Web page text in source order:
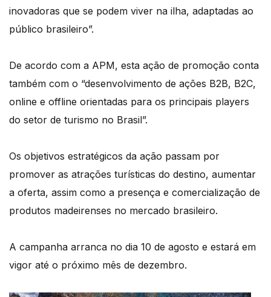
inovadoras que se podem viver na ilha, adaptadas ao
público brasileiro”.
De acordo com a APM, esta ação de promoção conta
também com o “desenvolvimento de ações B2B, B2C,
online e offline orientadas para os principais players
do setor de turismo no Brasil”.
Os objetivos estratégicos da ação passam por
promover as atrações turísticas do destino, aumentar
a oferta, assim como a presença e comercialização de
produtos madeirenses no mercado brasileiro.
A campanha arranca no dia 10 de agosto e estará em
vigor até o próximo mês de dezembro.